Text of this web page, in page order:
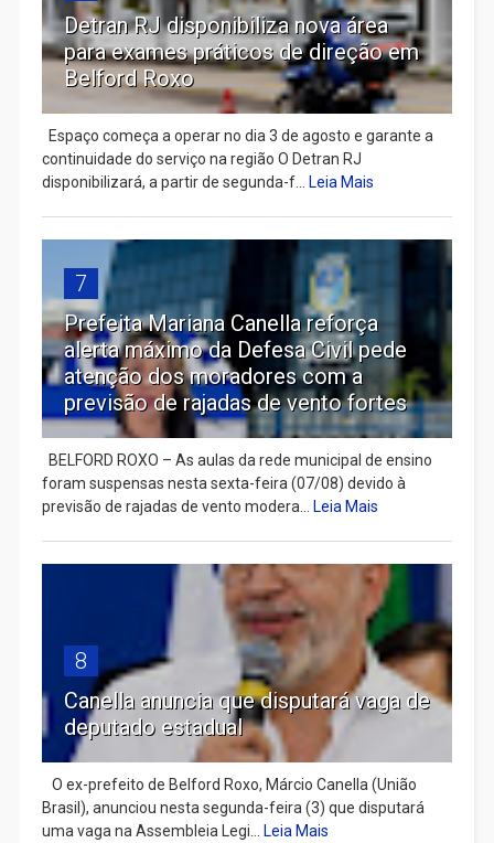
Detran RJ disponibiliza nova área
para exames práticos de direção em
Belford Roxo
Espaço começa a operar no dia 3 de agosto e garante a
continuidade do serviço na região O Detran RJ
disponibilizará, a partir de segunda-f... Leia Mais
7
Prefeita Mariana Canella reforça
alerta máximo da Defesa Civil pede
atenção dos moradores com a
previsão de rajadas de vento fortes
BELFORD ROXO – As aulas da rede municipal de ensino
foram suspensas nesta sexta-feira (07/08) devido à
previsão de rajadas de vento modera... Leia Mais
8
Canella anuncia que disputará vaga de
deputado estadual
​ O ex-prefeito de Belford Roxo, Márcio Canella (União
Brasil), anunciou nesta segunda-feira (3) que disputará
uma vaga na Assembleia Legi... Leia Mais